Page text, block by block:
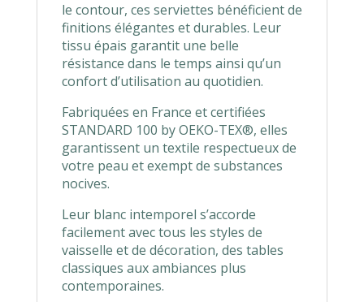
le contour, ces serviettes bénéficient de
finitions élégantes et durables. Leur
tissu épais garantit une belle
résistance dans le temps ainsi qu’un
confort d’utilisation au quotidien.
Fabriquées en France et certifiées
STANDARD 100 by OEKO-TEX®, elles
garantissent un textile respectueux de
votre peau et exempt de substances
nocives.
Leur blanc intemporel s’accorde
facilement avec tous les styles de
vaisselle et de décoration, des tables
classiques aux ambiances plus
contemporaines.